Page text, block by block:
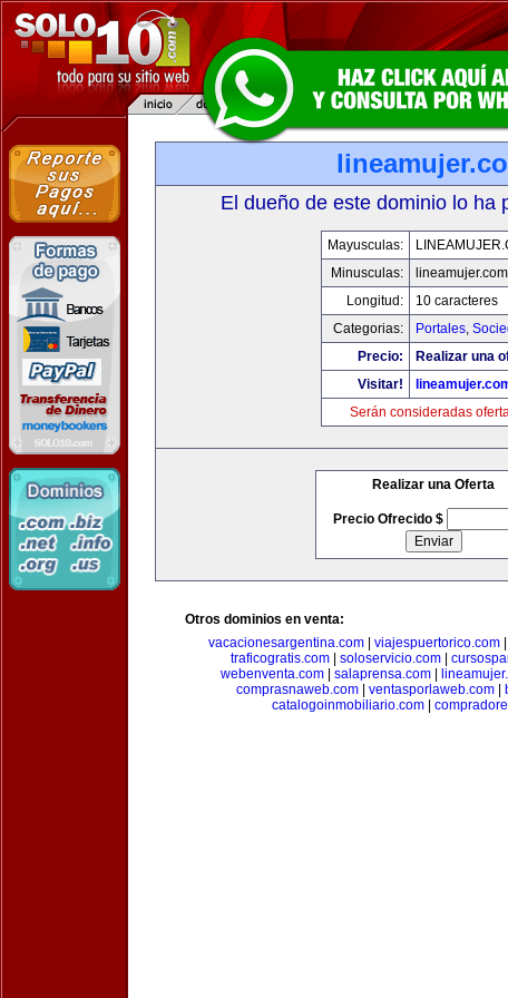
El dueño de este dominio lo ha
Mayusculas:
Minusculas:
lineamujer.com
Longitud:
10 caracteres
Categorias:
Portales,
Precio:
Realizar una
Visitar!
Serán consideradas
Realizar una Oferta
Precio Ofrecido $
Otros dominios en venta:
vacacionesargentina.com
viajespuertorico.com
traficogratis.com| soloservicio.com|
webenventa.com
salaprensa.com
comprasnaweb.com
ventasporlaweb.com
catalogoinmobiliario.com|